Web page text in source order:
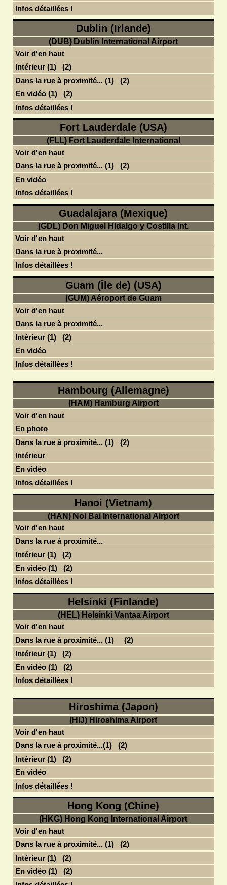
Infos détaillées !
Dublin (Irlande)
(DUB) Dublin International Airport
Voir d'en haut
Intérieur (1)
(2)
Dans la rue à proximité... (1)
(2)
En vidéo (1)
(2)
Infos détaillées !
Fort Lauderdale (USA)
(FLL) Fort Lauderdale International
Voir d'en haut
Dans la rue à proximité... (1)
(2)
En vidéo
Infos détaillées !
Guadalajara (Mexique)
(GDL) Don Miguel Hidalgo y Costilla Int.
Voir d'en haut
Dans la rue à proximité...
Infos détaillées !
Guam (Île de) (USA)
(GUM) Aéroport de Guam
Voir d'en haut
Dans la rue à proximité...
Intérieur (1) (2)
En vidéo
Infos détaillées !
Hambourg (Allemagne)
(HAM) Hamburg Airport
Voir d'en haut
En photo
Dans la rue à proximité... (1)
(2)
Intérieur
En vidéo
Infos détaillées !
Hanoi (Vietnam)
(HAN) Noi Bai International Airport
Voir d'en haut
Dans la rue à proximité...
Intérieur (1)(2)
En vidéo (1)
(2)
Infos détaillées !
Helsinki (Finlande)
(HEL) Helsinki Vantaa Airport
Voir d'en haut
Dans la rue à proximité... (1)
(2)
Intérieur (1)(2)
En vidéo (1)
(2)
Infos détaillées !
Hiroshima (Japon)
(HIJ) Hiroshima Airport
Voir d'en haut
Dans la rue à proximité...(1)
(2)
Intérieur (1)
(2)
En vidéo
Infos détaillées !
Hong Kong (Chine)
(HKG) Hong Kong International Airport
Voir d'en haut
Dans la rue à proximité... (1)
(2)
Intérieur (1)
(2)
En vidéo (1)
(2)